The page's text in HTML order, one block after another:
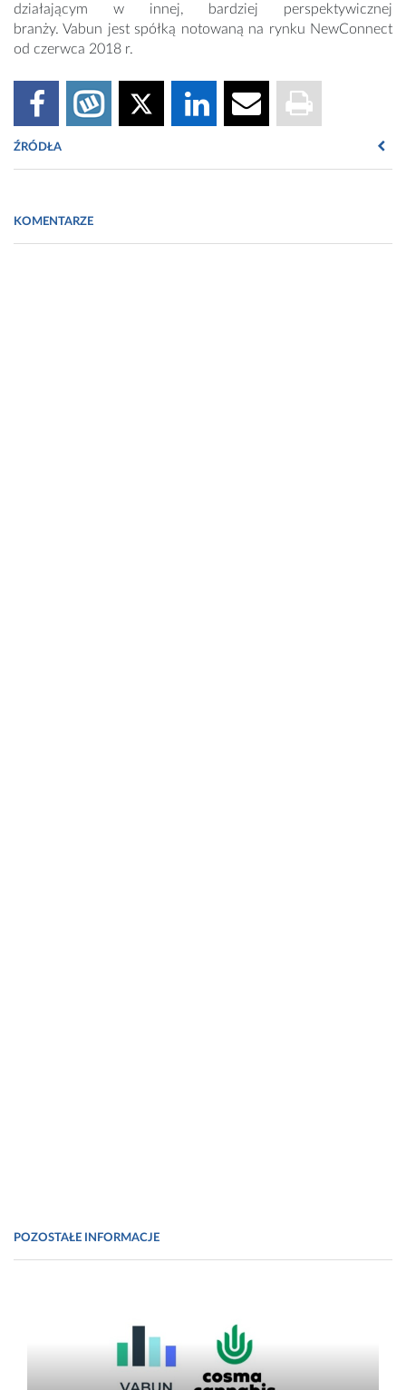
działającym w innej, bardziej perspektywicznej
branży. Vabun jest spółką notowaną na rynku NewConnect
od czerwca 2018 r.
ŹRÓDŁA
chwast-6972581/
KOMENTARZE
POZOSTAŁE INFORMACJE